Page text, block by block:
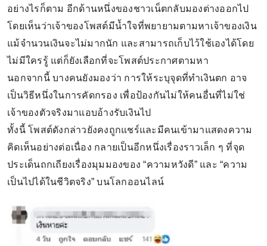
อย่างไรก็ตาม อีกด้านหนึ่งของชาวเน็ตกลับมองต่างออกไป
โดยเห็นว่าเจ้าของโพสต์มีน้ำใจที่พยายามตามหาเจ้าของเงิน
แม้จำนวนเงินจะไม่มากนัก และสามารถเก็บไว้ใช้เองได้โดย
ไม่มีใครรู้ แต่ก็ยังเลือกที่จะโพสต์ประกาศตามหา
นอกจากนี้ บางคนยังมองว่า การให้ระบุจุดที่ทำเงินตก อาจ
เป็นวิธีหนึ่งในการคัดกรอง เพื่อป้องกันไม่ให้คนอื่นที่ไม่ใช่
เจ้าของตัวจริงมาแอบอ้างรับเงินไป
ทั้งนี้ โพสต์ดังกล่าวยังคงถูกแชร์และมีคนเข้ามาแสดงความ
คิดเห็นอย่างต่อเนื่อง กลายเป็นอีกหนึ่งเรื่องราวเล็ก ๆ ที่จุด
ประเด็นถกเถียงเรื่องมุมมองของ “ความหวังดี” และ “ความ
เป็นไปได้ในชีวิตจริง” บนโลกออนไลน์